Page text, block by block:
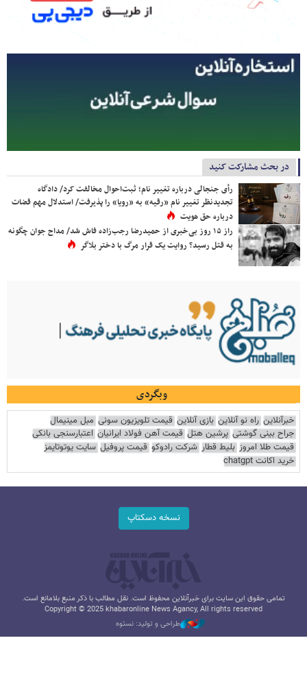
در بحث مشارکت کنید
رأی جنجالی درباره تغییر نام؛ ثبت‌احوال مخالفت کرد/ دادگاه
تجدیدنظر تغییر نام «رقیه» به «رویا» را پذیرفت/ استدلال مهم قضات
درباره حق هویت
راز ۱۵ روز بی‌خبری از حمیدرضا رجب‌زاده فاش شد/ مداح جوان چگونه
به قتل رسید؟ روایت یک قرار مرگ با دختر بلاگر
وبگردی
خبرآنلاین راه نو آنلاین بازی آنلاین قیمت تلویزیون سونی مبل مینیمال
جراح بینی گوشتی پرشین هتل قیمت آهن فولاد ایرانیان اعتبارسنجی بانکی
قیمت طلا امروز بلیط قطار شرکت رادوکو قیمت پروفیل سایت یوتوتایمز
خرید اکانت chatgpt
نسخه دسکتاپ
تمامی حقوق این سایت برای خبرآنلاین محفوظ است. نقل مطالب با ذکر منبع بلامانع است.
Copyright © 2025 khabaronline News Agancy, All rights reserved
طراحی و تولید: نستوه